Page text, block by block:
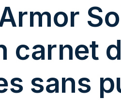
carnet
sans